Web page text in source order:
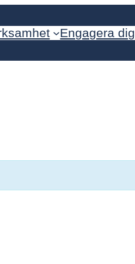
Engagera dig